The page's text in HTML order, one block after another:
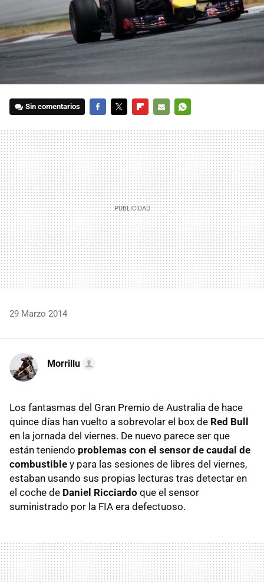
Sin comentarios
MAIL
29 Marzo 2014
Morrillu
Los fantasmas del Gran Premio de Australia de hace
quince días han vuelto a sobrevolar el box de Red Bull
en la jornada del viernes. De nuevo parece ser que
están teniendo problemas con el sensor de caudal de
combustible y para las sesiones de libres del viernes,
estaban usando sus propias lecturas tras detectar en
el coche de Daniel Ricciardo que el sensor
suministrado por la FIA era defectuoso.